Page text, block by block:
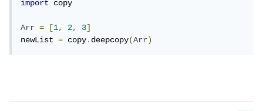
import copy
Arr = [1, 2, 3]
newList = copy.deepcopy(Arr)